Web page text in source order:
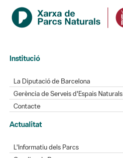
Institució
La Diputació de Barcelona
Gerència de Serveis d'Espais Naturals
Contacte
Actualitat
L'Informatiu dels Parcs